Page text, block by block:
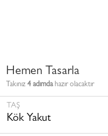
Hemen Tasarla
Takınız 4 adımdahazır olacaktır
TAŞ
Kök Yakut